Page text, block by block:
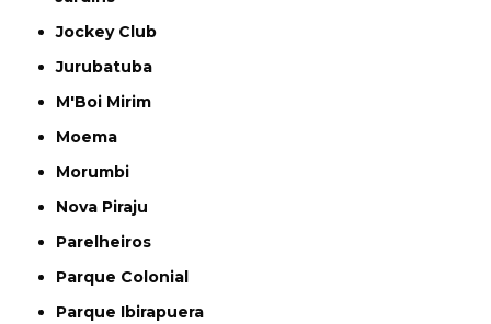
Jockey Club
Jurubatuba
M'Boi Mirim
Moema
Morumbi
Nova Piraju
Parelheiros
Parque Colonial
Parque Ibirapuera